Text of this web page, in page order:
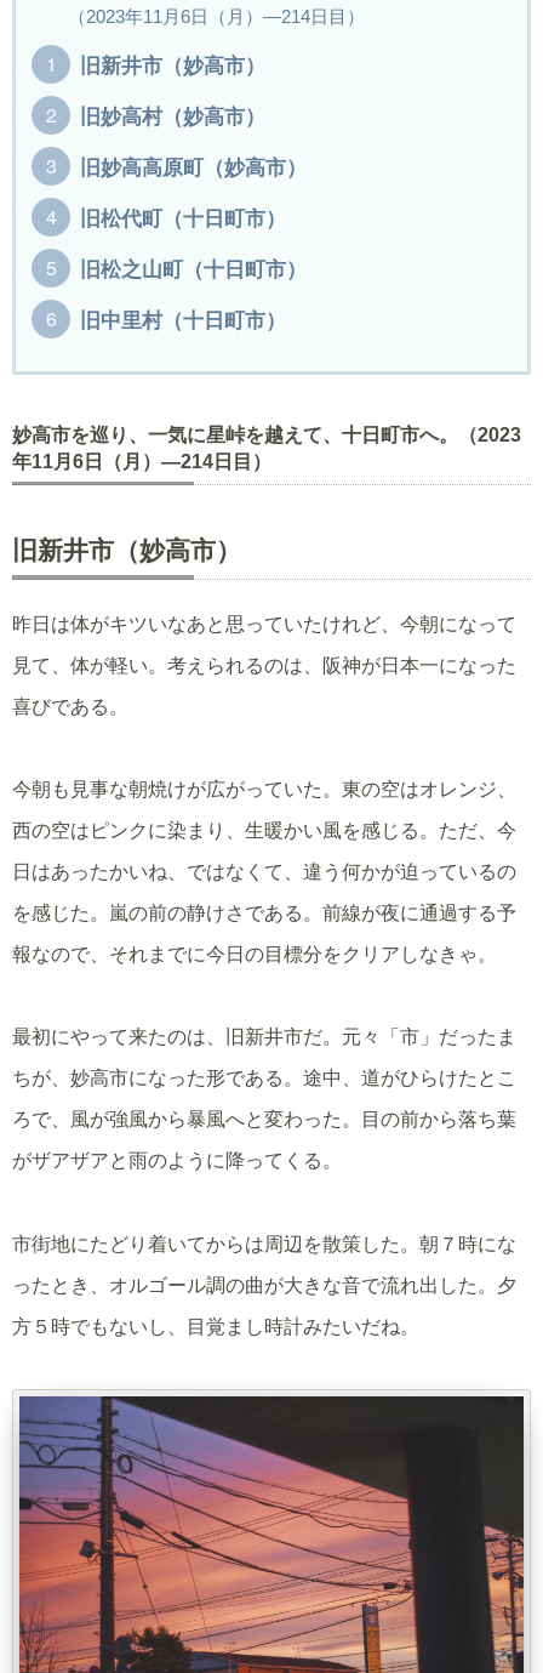
（2023年11月6日（月）―214日目）
旧新井市（妙高市）
旧妙高村（妙高市）
旧妙高高原町（妙高市）
旧松代町（十日町市）
旧松之山町（十日町市）
旧中里村（十日町市）
妙高市を巡り、一気に星峠を越えて、十日町市へ。（2023
年11月6日（月）―214日目）
旧新井市（妙高市）
昨日は体がキツいなあと思っていたけれど、今朝になって
見て、体が軽い。考えられるのは、阪神が日本一になった
喜びである。
今朝も見事な朝焼けが広がっていた。東の空はオレンジ、
西の空はピンクに染まり、生暖かい風を感じる。ただ、今
日はあったかいね、ではなくて、違う何かが迫っているの
を感じた。嵐の前の静けさである。前線が夜に通過する予
報なので、それまでに今日の目標分をクリアしなきゃ。
最初にやって来たのは、旧新井市だ。元々「市」だったま
ちが、妙高市になった形である。途中、道がひらけたとこ
ろで、風が強風から暴風へと変わった。目の前から落ち葉
がザアザアと雨のように降ってくる。
市街地にたどり着いてからは周辺を散策した。朝７時にな
ったとき、オルゴール調の曲が大きな音で流れ出した。夕
方５時でもないし、目覚まし時計みたいだね。